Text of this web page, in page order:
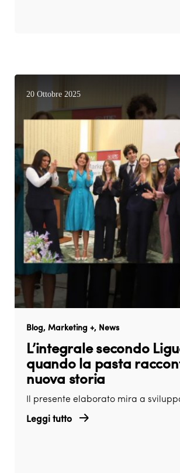
20 Ottobre 2025
Blog Marketing + News
L’integrale secondo
quando la pasta
nuova storia
Il presente elaborato mira a
Leggi tutto